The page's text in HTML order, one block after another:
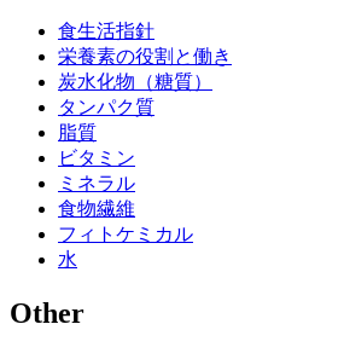
食生活指針
栄養素の役割と働き
炭水化物（糖質）
タンパク質
脂質
ビタミン
ミネラル
食物繊維
フィトケミカル
水
Other